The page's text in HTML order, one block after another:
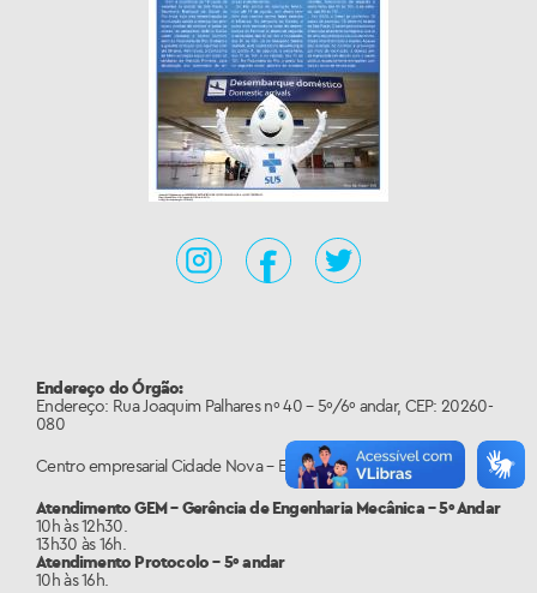
Endereço do Órgão:
Endereço: Rua Joaquim Palhares nº 40 – 5º/6º andar, CEP: 20260-
080
Centro empresarial Cidade Nova – Edifíco Torre Sul
Atendimento GEM – Gerência de Engenharia Mecânica – 5º Andar
10h às 12h30.
13h30 às 16h.
Atendimento Protocolo – 5º andar
10h às 16h.